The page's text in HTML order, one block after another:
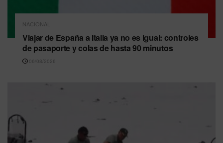
NACIONAL
Viajar de España a Italia ya no es igual: controles
de pasaporte y colas de hasta 90 minutos
06/08/2026